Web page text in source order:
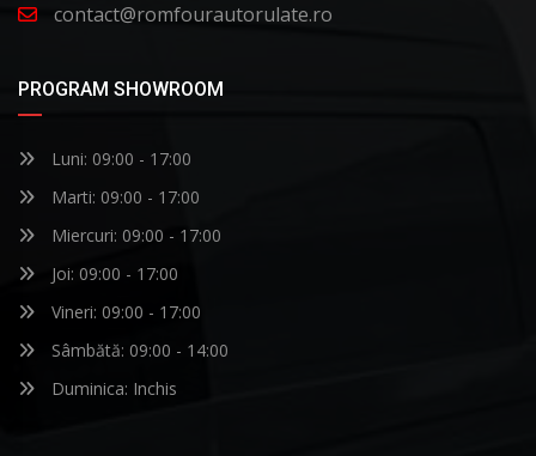
contact@romfourautorulate.ro
PROGRAM SHOWROOM
Luni: 09:00 - 17:00
Marti: 09:00 - 17:00
Miercuri: 09:00 - 17:00
Joi: 09:00 - 17:00
Vineri: 09:00 - 17:00
Sâmbătă: 09:00 - 14:00
Duminica: Inchis